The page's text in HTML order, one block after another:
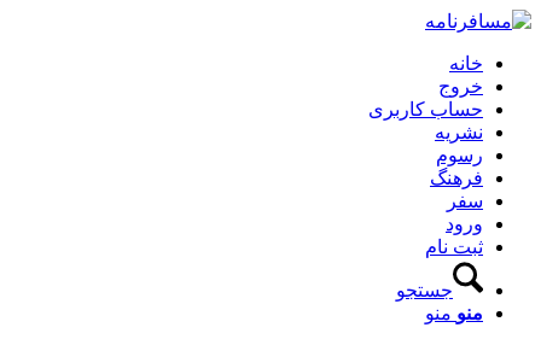
خانه
خروج
حساب کاربری
نشریه
رسوم
فرهنگ
سفر
ورود
ثبت نام
جستجو
منو منو